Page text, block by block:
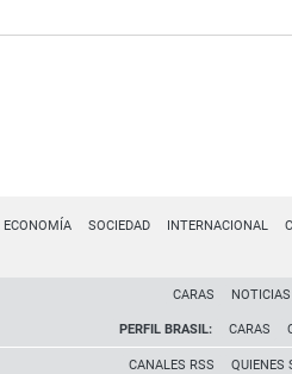
ECONOMÍA SOCIEDAD INTERNACIONAL
CARAS NOTICIAS
PERFIL BRASIL: CARAS
CANALES RSS QUIENES